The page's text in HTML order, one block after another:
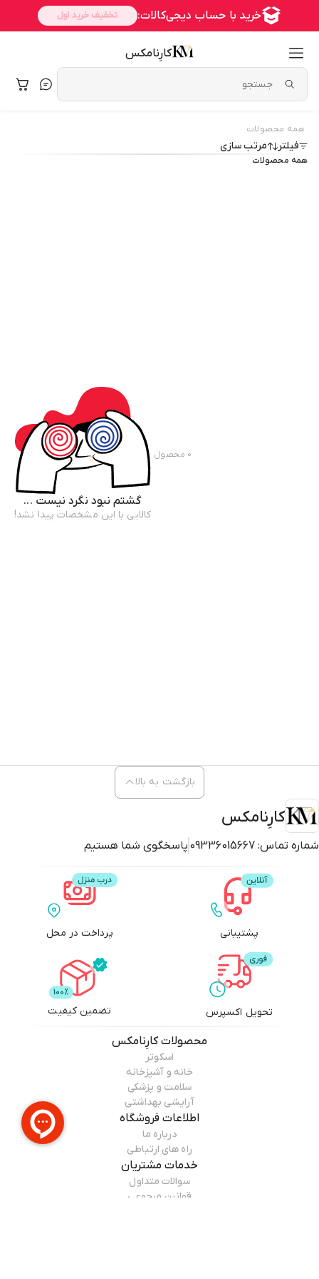
کارِنامکس
همه محصولات
فیلتر مرتب سازی
همه محصولات
۰ محصول
گشتم نبود نگرد نیست ...
کالایی با این مشخصات پیدا نشد!
کارِنامکس
شماره تماس: 09336015667 پاسخگوی شما هستیم
بازگشت به بالا
پشتیبانی پرداخت در محل
تحویل اکسپرس تضمین کیفیت
محصولاتکارِنامکس
اسکوتر
خانه و آشپزخانه
سلامت و پزشکی
آرایشی بهداشتی
اطلاعات فروشگاه
درباره ما
راه های ارتباطی
خدمات مشتریان
سوالات متداول
قوانین مرجوعی